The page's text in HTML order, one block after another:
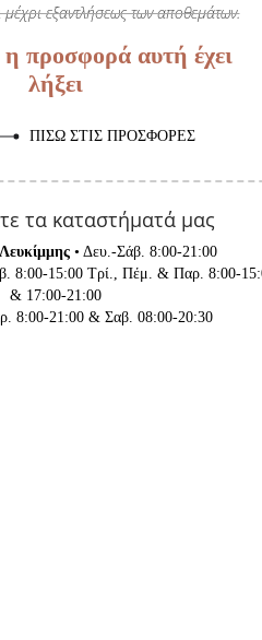
εξαντλήσεως των αποθεμάτων.
προσφορά αυτή έχει
λήξει
ΠΊΣΩ ΣΤΙΣ ΠΡΟΣΦΟΡΈΣ
τα καταστήματά μας
• Δευ.-Σάβ. 8:00-21:00
8:00-15:00 Τρί., Πέμ. & Παρ. 8:00-
& 17:00-21:00
8:00-21:00 & Σαβ. 08:00-20:30